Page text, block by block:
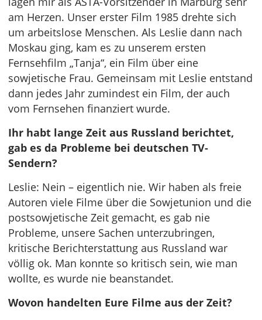
am Herzen. Unser erster Film 1985 drehte sich
um arbeitslose Menschen. Als Leslie dann nach
Moskau ging, kam es zu unserem ersten
Fernsehfilm „Tanja“, ein Film über eine
sowjetische Frau. Gemeinsam mit Leslie entstand
dann jedes Jahr zumindest ein Film, der auch
vom Fernsehen finanziert wurde.
Ihr habt lange Zeit aus Russland berichtet,
gab es da Probleme bei deutschen TV-
Sendern?
Leslie: Nein – eigentlich nie. Wir haben als freie
Autoren viele Filme über die Sowjetunion und die
postsowjetische Zeit gemacht, es gab nie
Probleme, unsere Sachen unterzubringen,
kritische Berichterstattung aus Russland war
völlig ok. Man konnte so kritisch sein, wie man
wollte, es wurde nie beanstandet.
Wovon handelten Eure Filme aus der Zeit?